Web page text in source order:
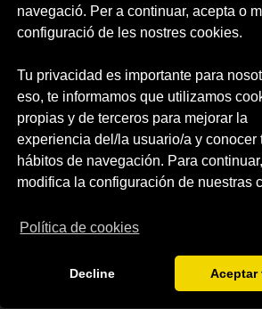
navegació. Per a continuar, acepta o
configuració de les nostres cookies.
Tu privacidad es importante para
eso, te informamos que utilizamos
propias y de terceros para mejorar la
experiencia del/la usuario/a y conocer
hábitos de navegación. Para
modifica la configuración de nuestras
Política de cookies
Decline Aceptar
10. JAPONÉS
11. RUSO
12.NEERLANDÉS
14. INTENSIVE SPANISH
CARTA RESERVA DE PLAZA
RESERVA DE PLAZA (CAMPUS)
SOBRE NOSOTROS
Quienes somos
Política de privacidad
© 2026 Centre d'Idiomes de la